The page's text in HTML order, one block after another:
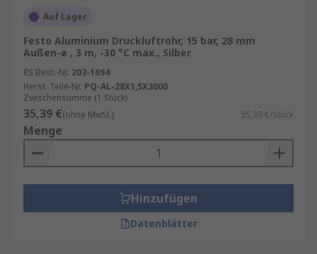
Auf Lager
Festo Aluminium Druckluftrohr, 15 bar, 28 mm
Außen-ø , 3 m, -30 °C max., Silber
RS Best.-Nr. 203-1694
Herst. Teile-Nr. PQ-AL-28X1,5X3000
Zwischensumme (1 Stück)
35,39 €(ohne MwSt.) 35,39 €/Stück
Menge
Hinzufügen
Datenblätter